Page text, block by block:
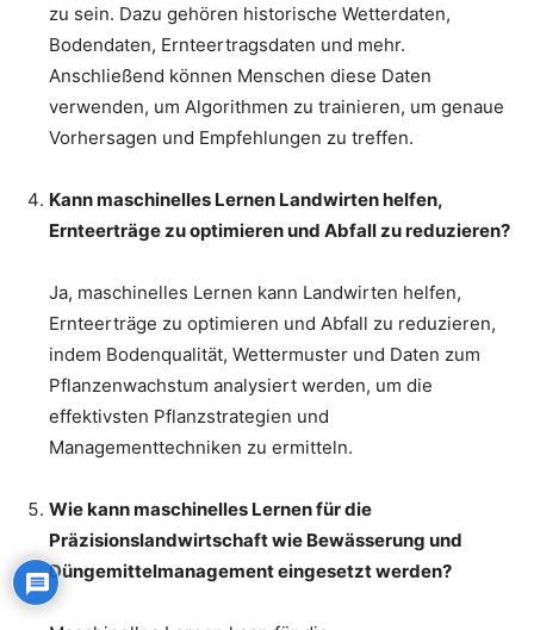
zu sein. Dazu gehören historische Wetterdaten,
Bodendaten, Ernteertragsdaten und mehr.
Anschließend können Menschen diese Daten
verwenden, um Algorithmen zu trainieren, um genaue
Vorhersagen und Empfehlungen zu treffen.
Kann maschinelles Lernen Landwirten helfen,
Ernteerträge zu optimieren und Abfall zu reduzieren?
Ja, maschinelles Lernen kann Landwirten helfen,
Ernteerträge zu optimieren und Abfall zu reduzieren,
indem Bodenqualität, Wettermuster und Daten zum
Pflanzenwachstum analysiert werden, um die
effektivsten Pflanzstrategien und
Managementtechniken zu ermitteln.
Wie kann maschinelles Lernen für die
Präzisionslandwirtschaft wie Bewässerung und
Düngemittelmanagement eingesetzt werden?